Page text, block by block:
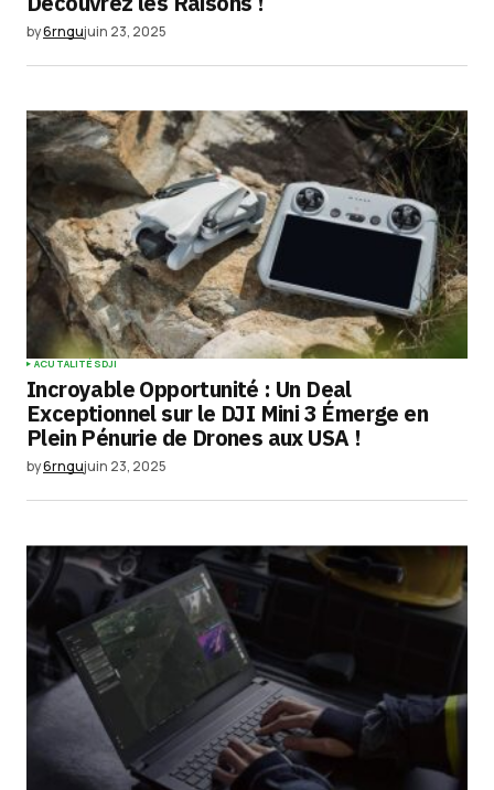
by6rngujuin 23, 2025
ACUTALITÉSDJI
Incroyable Opportunité : Un Deal
Exceptionnel sur le DJI Mini 3 Émerge en
Plein Pénurie de Drones aux USA !
by6rngujuin 23, 2025